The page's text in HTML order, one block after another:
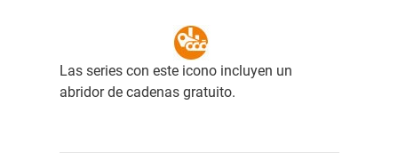
Las series con este icono incluyen un
abridor de cadenas gratuito.